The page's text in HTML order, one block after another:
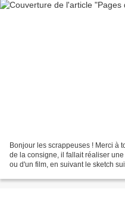
Bonjour les scrappeuses ! Merci à
de la consigne, il fallait réaliser
ou d'un film, en suivant le sketch